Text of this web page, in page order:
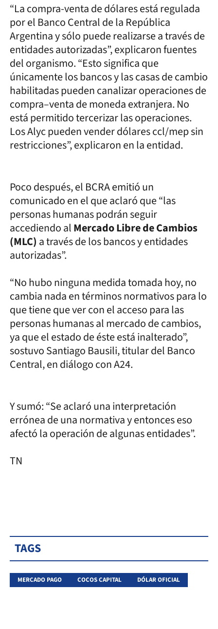
“La compra-venta de dólares está regulada
por el Banco Central de la República
Argentina y sólo puede realizarse a través de
entidades autorizadas”, explicaron fuentes
del organismo. “Esto significa que
únicamente los bancos y las casas de cambio
habilitadas pueden canalizar operaciones de
compra–venta de moneda extranjera. No
está permitido tercerizar las operaciones.
Los Alyc pueden vender dólares ccl/mep sin
restricciones”, explicaron en la entidad.
Poco después, el BCRA emitió un
comunicado en el que aclaró que “las
personas humanas podrán seguir
accediendo alMercado Libre de Cambios
(MLC) a través de los bancos y entidades
autorizadas”.
“No hubo ninguna medida tomada hoy, no
cambia nada en términos normativos para lo
que tiene que ver con el acceso para las
personas humanas al mercado de cambios,
ya que el estado de éste está inalterado”,
sostuvo Santiago Bausili, titular del Banco
Central, en diálogo con A24.
Y sumó: “Se aclaró una interpretación
errónea de una normativa y entonces eso
afectó la operación de algunas entidades”.
TN
TAGS
MERCADO PAGO COCOS CAPITAL DÓLAR OFICIAL